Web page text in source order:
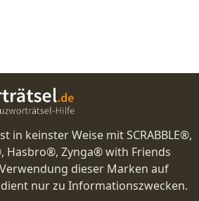
in keinster Weise mit SCRABBLE®,
Hasbro®, Zynga® with Friends
dieser Marken auf
nur zu Informationszwecken.